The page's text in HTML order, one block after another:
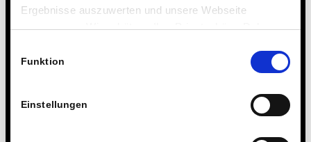
Ergebnisse auszuwerten und unsere Webseite
anzupassen. Wir schätzen Ihre Privatsphäre. Daher
Technologien.
Funktion
Einstellungen
Die Steinmühle gratuliert zu diesem großartigen